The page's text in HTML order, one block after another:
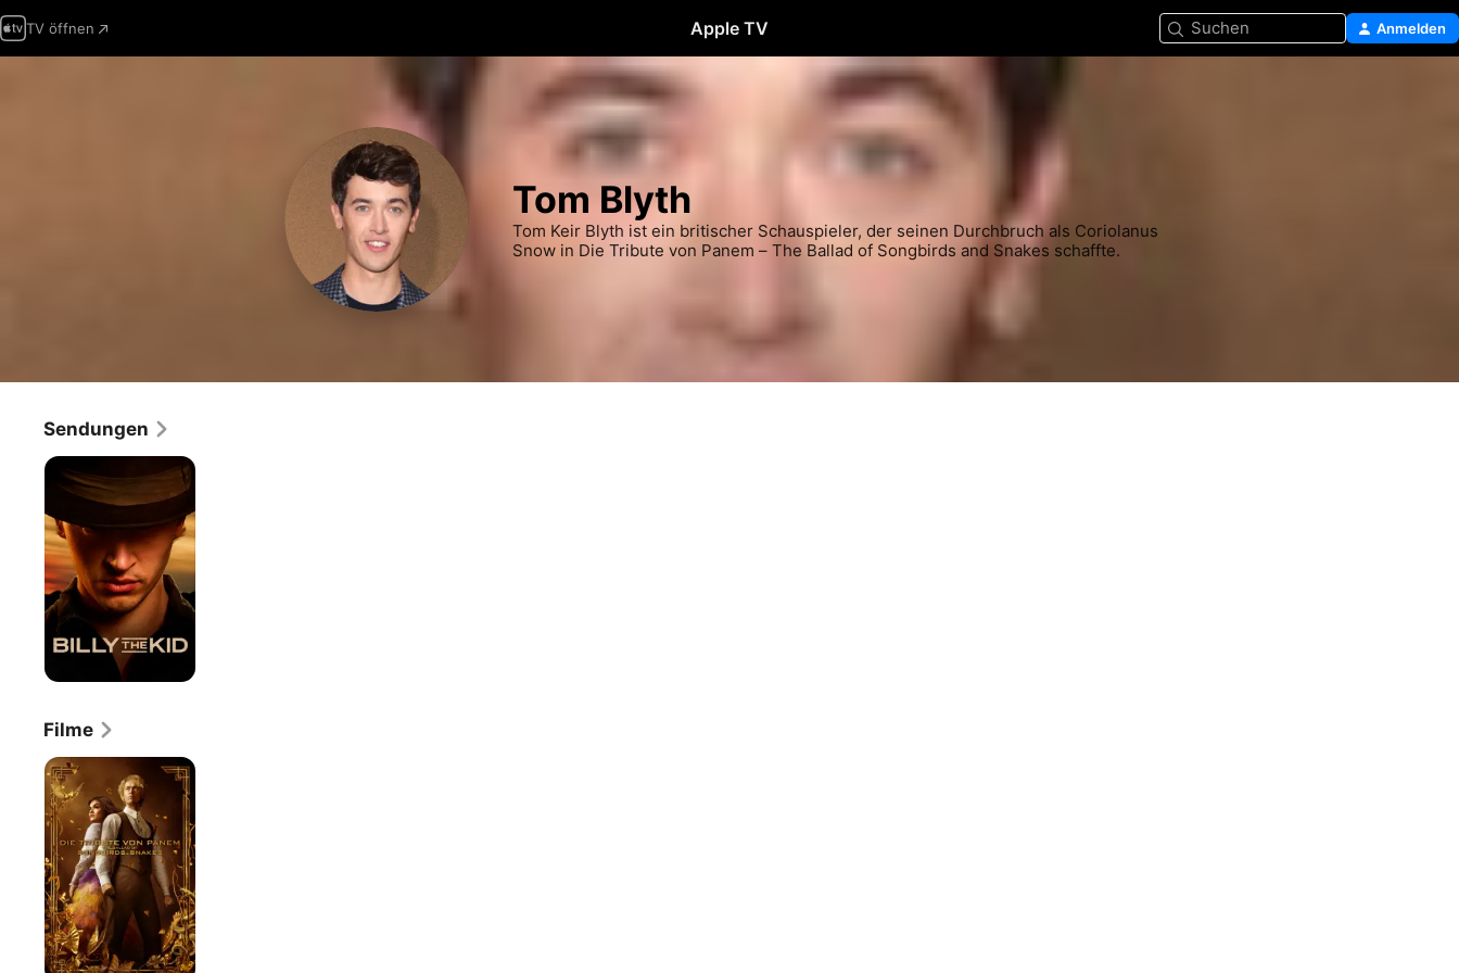
TV öffnen Apple TV Suchen Anmelden
Tom Blyth
Tom Keir Blyth ist ein britischer Schauspieler, der seinen Durchbruch als Coriolanus
Snow in Die Tribute von Panem – The Ballad of Songbirds and Snakes schaffte.
Sendungen
Billy
Filme
Die
Tribute
von
Panem
The
Ballad
of
Songbirds
&
Snakes